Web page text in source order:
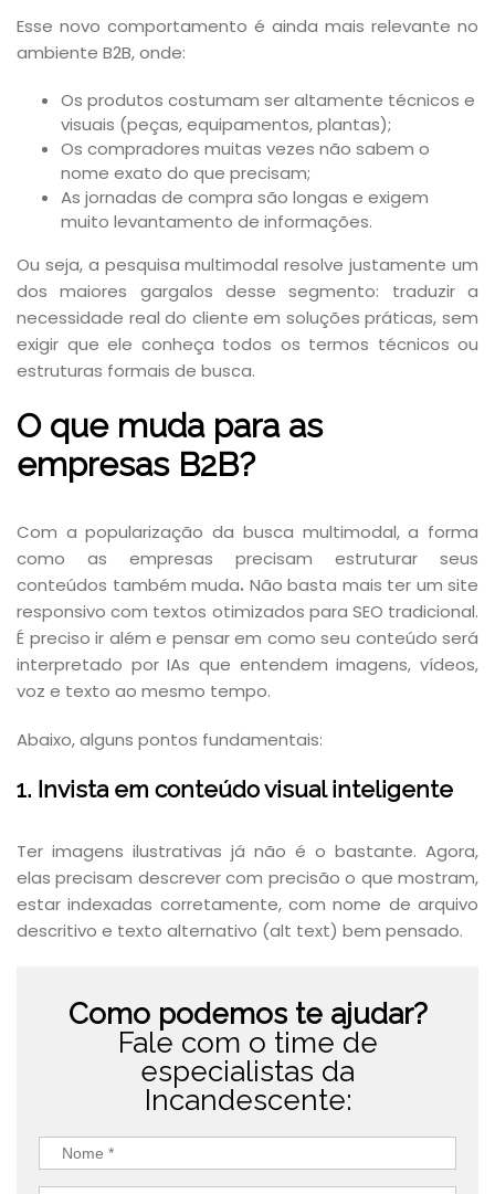
Esse novo comportamento é ainda mais relevante no
ambiente B2B, onde:
Os produtos costumam ser altamente técnicos e
visuais (peças, equipamentos, plantas);
Os compradores muitas vezes não sabem o
nome exato do que precisam;
As jornadas de compra são longas e exigem
muito levantamento de informações.
Ou seja, a pesquisa multimodal resolve justamente um
dos maiores gargalos desse segmento: traduzir a
necessidade real do cliente em soluções práticas, sem
exigir que ele conheça todos os termos técnicos ou
estruturas formais de busca.
O que muda para as
empresas B2B?
Com a popularização da busca multimodal, a forma
como as empresas precisam estruturar seus
conteúdos também muda. Não basta mais ter um site
responsivo com textos otimizados para SEO tradicional.
É preciso ir além e pensar em como seu conteúdo será
interpretado por IAs que entendem imagens, vídeos,
voz e texto ao mesmo tempo.
Abaixo, alguns pontos fundamentais:
1. Invista em conteúdo visual inteligente
Ter imagens ilustrativas já não é o bastante. Agora,
elas precisam descrever com precisão o que mostram,
estar indexadas corretamente, com nome de arquivo
descritivo e texto alternativo (alt text) bem pensado.
Como podemos te ajudar?
Fale com o time de
especialistas da
Incandescente: